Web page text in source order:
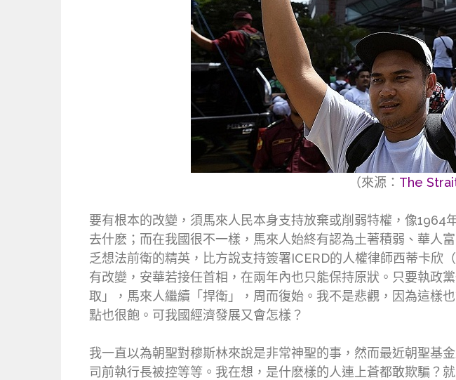
（來源： The
要有根本的改變，須馬來人民本身支持放棄或削弱特權，像
去什麽；而在我國很不一樣，馬來人始終有認為土著積弱、華人
乏想法前衛的精英，比方說支持簽署ICERD的人權律師西蒂卡
有改變，安華若接任首相，在兩年內也只能保持原狀。只要執政
取」，馬來人繼續「捍衛」，周而復始。我不是悲觀，因為這樣
點也很飽。可我國經濟發展又會怎樣？
我一直以為朝聖對穆斯林來說是非常神聖的事，然而最近朝聖基
司前執行長被控等等。我在想，是什麽樣的人連上蒼都敢欺騙？